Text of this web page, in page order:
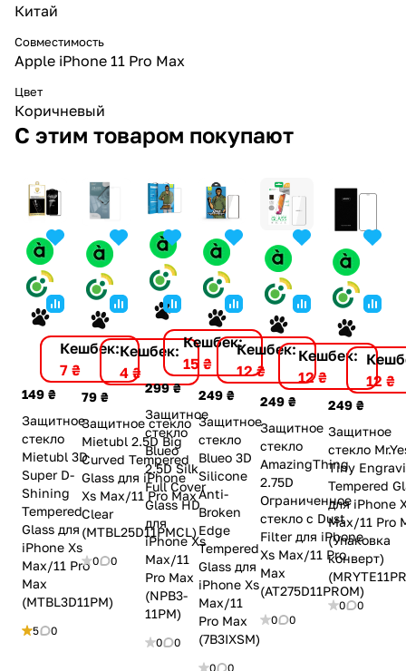
Китай
Совместимость
Apple iPhone 11 Pro Max
Цвет
Коричневый
С этим товаром покупают
Кешбек:
7 ₴
149 ₴
Защитное
стекло
Mietubl 3D
Super D-
Shining
Tempered
Glass для
iPhone Xs
Max/11 Pro
Max
(MTBL3D11PM)
5 0
Кешбек:
4 ₴
79 ₴
Защитное стекло
Mietubl 2.5D Big
Curved Tempered
Glass для iPhone
Xs Max/11 Pro Max
Clear
(MTBL25D11PMCL)
0 0
Кешбек:
15 ₴
299 ₴
Защитное
стекло
Blueo
2.5D Silk
Full Cover
Glass HD
для
iPhone Xs
Max/11
Pro Max
(NPB3-
11PM)
0 0
Кешбек:
12 ₴
249 ₴
Защитное
стекло
Blueo 3D
Silicone
Anti-
Broken
Edge
Tempered
Glass для
iPhone Xs
Max/11
Pro Max
(7B3IXSM)
0 0
Кешбек:
12 ₴
249 ₴
Защитное
стекло
AmazingThing
2.75D
Ограниченное
стекло с Dust
Filter для iPhone
Xs Max/11 Pro
Max
(AT275D11PROM)
0 0
12 ₴
249 ₴
Защитное
стекло
Tiny
Tempered
для iPhone
Max/11 Pro
(Упаковка
конверт)
0 0